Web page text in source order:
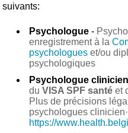
suivants:
Psychologue -
enregistrement à la
psychologues et/ou
psychologiques
Psychologue
duVISA SPF santé et
Plus de précisions
psychologues
https://